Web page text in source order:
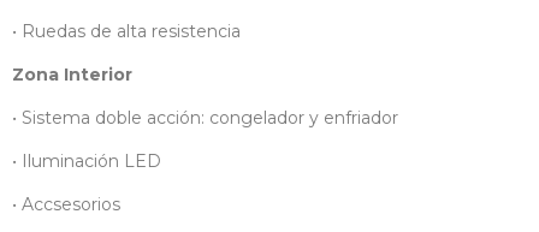
• Ruedas de alta resistencia
Zona Interior
• Sistema doble acción: congelador y enfriador
• Iluminación LED
• Accsesorios